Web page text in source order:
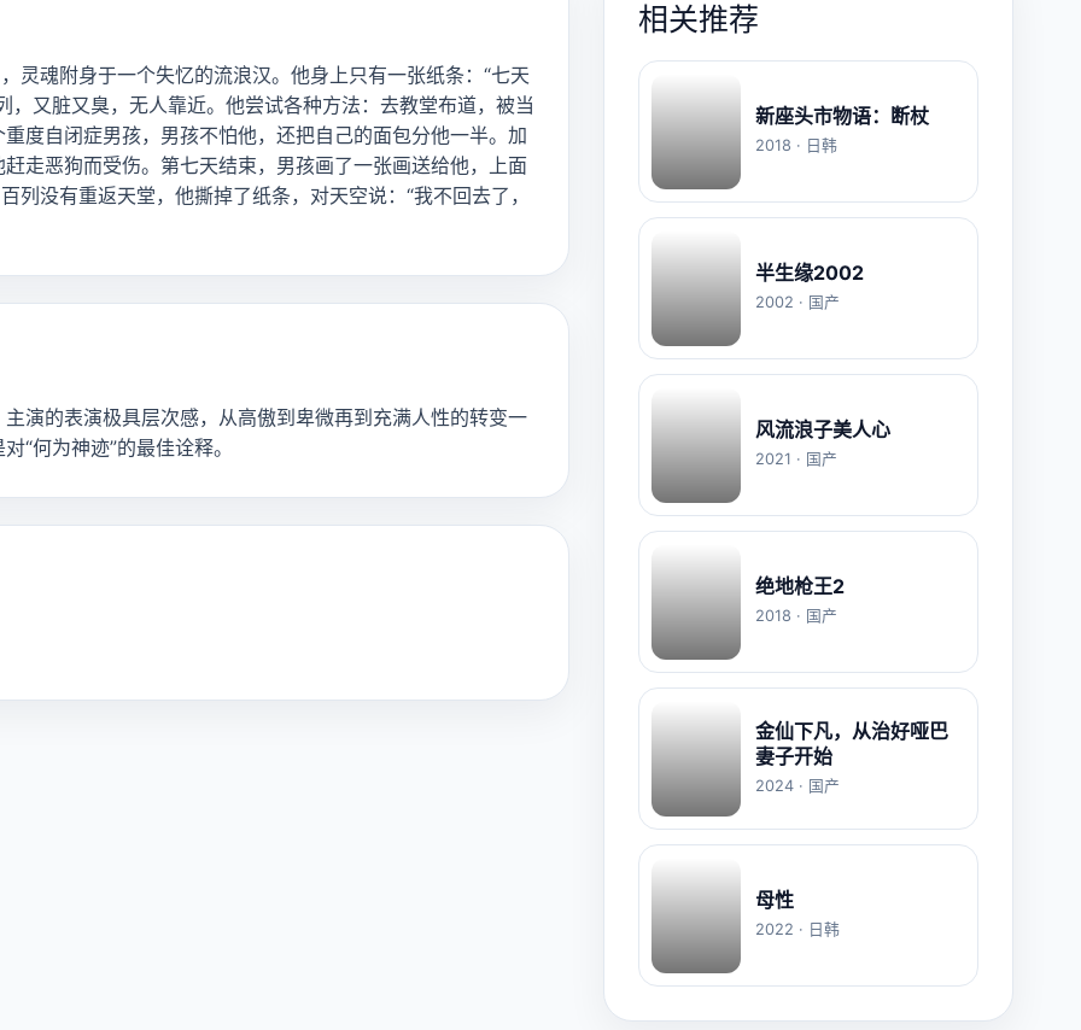
灵魂附身于一个失忆的流浪汉。他身上只有一张纸条：“七天
又脏又臭，无人靠近。他尝试各种方法：去教堂布道，被当
度自闭症男孩，男孩不怕他，还把自己的面包分他一半。加
走恶狗而受伤。第七天结束，男孩画了一张画送给他，上面
列没有重返天堂，他撕掉了纸条，对天空说：“我不回去了，
演的表演极具层次感，从高傲到卑微再到充满人性的转变一
“何为神迹”的最佳诠释。
相关推荐
新座头市物语：断杖
2018 · 日韩
半生缘2002
2002 · 国产
风流浪子美人心
2021 · 国产
绝地枪王2
2018 · 国产
金仙下凡，从治好哑巴
妻子开始
2024 · 国产
母性
2022 · 日韩